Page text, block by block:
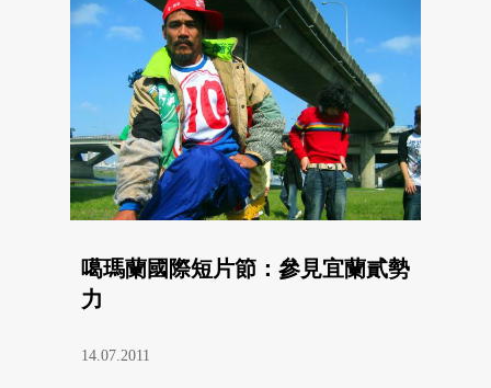
噶瑪蘭國際短片節：參見宜蘭貳勢
力
14.07.2011